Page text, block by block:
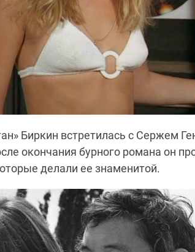
Биркин встретилась с Сержем
окончания бурного романа он
делали ее знаменитой.